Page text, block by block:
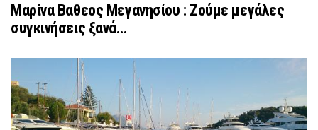
Μαρίνα Βαθεος Μεγανησίου : Ζούμε μεγάλες
συγκινήσεις ξανά…